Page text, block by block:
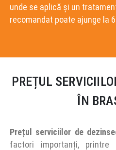
unde se aplică și un
recomandat poate ajunge la
PREȚUL
ÎN
Prețul serviciilor de
factori importanți,